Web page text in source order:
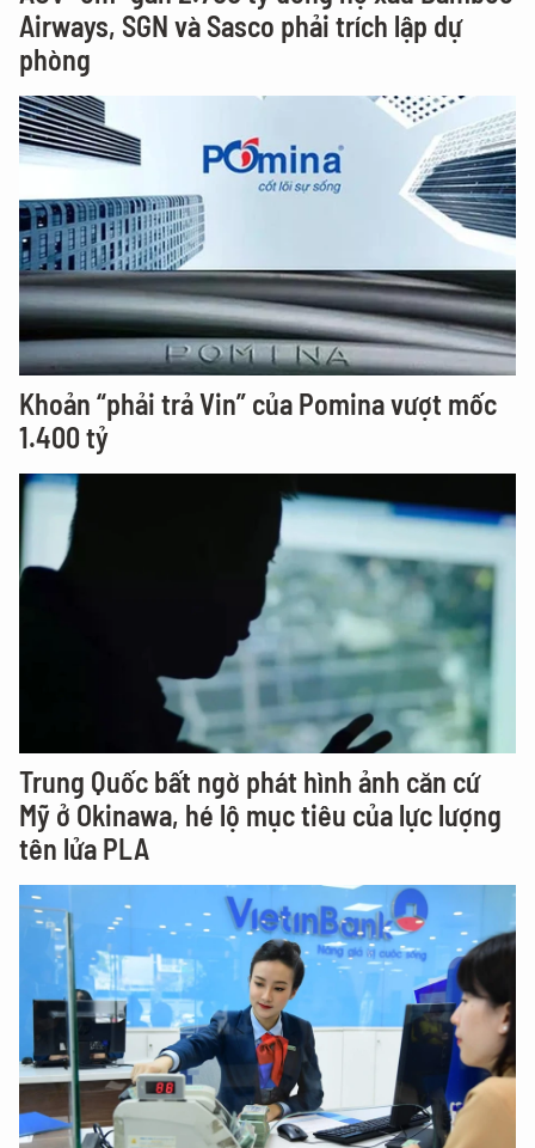
Airways, SGN và Sasco phải trích lập dự
phòng
Khoản “phải trả Vin” của Pomina vượt mốc
1.400 tỷ
Trung Quốc bất ngờ phát hình ảnh căn cứ
Mỹ ở Okinawa, hé lộ mục tiêu của lực lượng
tên lửa PLA